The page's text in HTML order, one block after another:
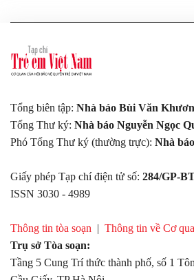
Tổng biên tập: Nhà báo Bùi Văn
Tổng Thư ký: Nhà báo Nguyễn Ngọc
Phó Tổng Thư ký (thường trực): Nhà
Giấy phép Tạp chí điện tử số: 284/GP-
ISSN 3030 - 4989
Thông tin tòa soạn | Thông tin về Cơ
Trụ sở Tòa soạn:
Tầng 5 Cung Trí thức thành phố, số 1